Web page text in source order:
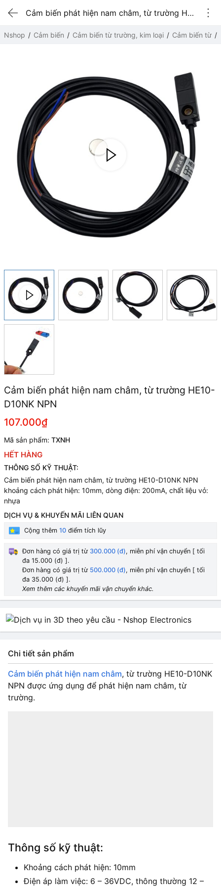
Cảm biến phát hiện nam châm, từ trường HE10-D10NK NPN
Nshop Cảm biến Cảm biến từ trường, kim loại Cảm biến từ
Cảm biến phát hiện nam châm, từ trường HE10-
D10NK NPN
107.000₫
Mã sản phẩm: TXNH
HẾT HÀNG
THÔNG SỐ KỸ THUẬT:
Cảm biến phát hiện nam châm, từ trường HE10-D10NK NPN
khoảng cách phát hiện: 10mm, dòng điện: 200mA, chất liệu vỏ:
nhựa
DỊCH VỤ & KHUYẾN MÃI LIÊN QUAN
Cộng thêm 10 điểm tích lũy
Đơn hàng có giá trị từ 300.000 (đ), miễn phí vận chuyển [ tối
đa 15.000 (đ) ].
Đơn hàng có giá trị từ 500.000 (đ), miễn phí vận chuyển [ tối
đa 35.000 (đ) ].
Xem thêm các khuyến mãi vận chuyển khác.
Chi tiết sản phẩm
Cảm biến phát hiện nam châm, từ trường HE10-D10NK
NPN được ứng dụng để phát hiện nam châm, từ
trường.
Thông số kỹ thuật:
Khoảng cách phát hiện: 10mm
Điện áp làm việc: 6 – 36VDC, thông thường 12 –